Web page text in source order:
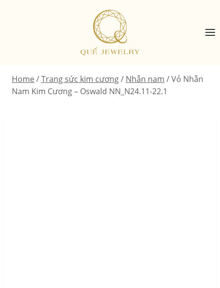
Home /Trang sức kim cương/ Nhẫn nam /Vỏ Nhẫn
Nam Kim Cương – Oswald NN_N24.11-22.1